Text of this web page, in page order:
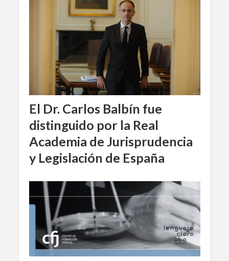
El Dr. Carlos Balbín fue
distinguido por la Real
Academia de Jurisprudencia
y Legislación de España